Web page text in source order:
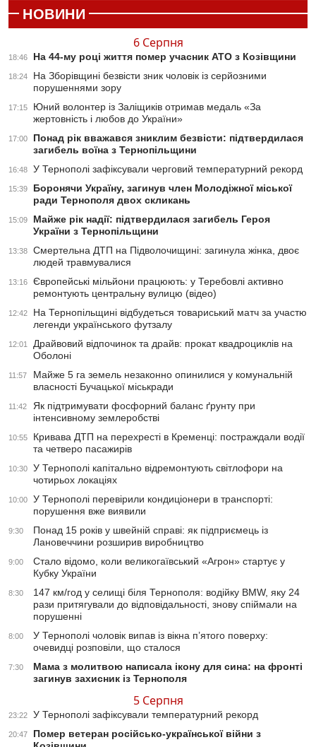
НОВИНИ
6 Серпня
18:46 На 44-му році життя помер учасник АТО з Козівщини
18:24
На Зборівщині безвісти зник чоловік із серйозними
порушеннями зору
17:15
Юний волонтер із Заліщиків отримав медаль «За
жертовність і любов до України»
17:00
Понад рік вважався зниклим безвісти: підтвердилася
загибель воїна з Тернопільщини
16:48 У Тернополі зафіксували черговий температурний рекорд
15:39
Боронячи Україну, загинув член Молодіжної міської
ради Тернополя двох скликань
15:09
Майже рік надії: підтвердилася загибель Героя
України з Тернопільщини
13:38
Смертельна ДТП на Підволочищині: загинула жінка, двоє
людей травмувалися
13:16
Європейські мільйони працюють: у Теребовлі активно
ремонтують центральну вулицю (відео)
12:42
На Тернопільщині відбудеться товариський матч за участю
легенди українського футзалу
12:01
Драйвовий відпочинок та драйв: прокат квадроциклів на
Оболоні
11:57
Майже 5 га земель незаконно опинилися у комунальній
власності Бучацької міськради
11:42
Як підтримувати фосфорний баланс ґрунту при
інтенсивному землеробстві
10:55
Кривава ДТП на перехресті в Кременці: постраждали водії
та четверо пасажирів
10:30
У Тернополі капітально відремонтують світлофори на
чотирьох локаціях
10:00
У Тернополі перевірили кондиціонери в транспорті:
порушення вже виявили
9:30
Понад 15 років у швейній справі: як підприємець із
Лановеччини розширив виробництво
9:00
Стало відомо, коли великогаївський «Агрон» стартує у
Кубку України
8:30
147 км/год у селищі біля Тернополя: водійку BMW, яку 24
рази притягували до відповідальності, знову спіймали на
порушенні
8:00
У Тернополі чоловік випав із вікна п’ятого поверху:
очевидці розповіли, що сталося
7:30
Мама з молитвою написала ікону для сина: на фронті
загинув захисник із Тернополя
5 Серпня
23:22 У Тернополі зафіксували температурний рекорд
20:47
Помер ветеран російсько-української війни з